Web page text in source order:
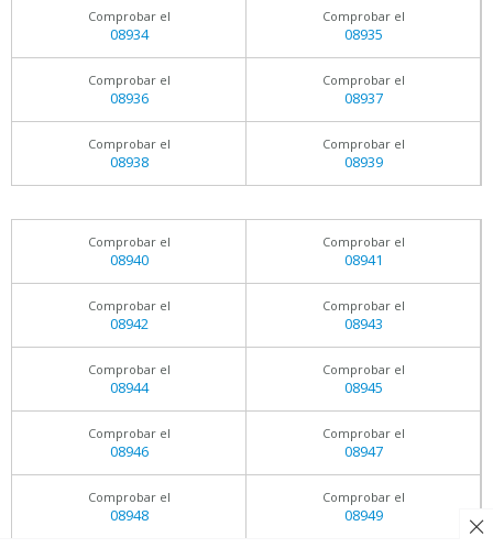
Comprobar el
08934
Comprobar el
08935
Comprobar el
08936
Comprobar el
08937
Comprobar el
08938
Comprobar el
08939
Comprobar el
08940
Comprobar el
08941
Comprobar el
08942
Comprobar el
08943
Comprobar el
08944
Comprobar el
08945
Comprobar el
08946
Comprobar el
08947
Comprobar el
08948
Comprobar el
08949